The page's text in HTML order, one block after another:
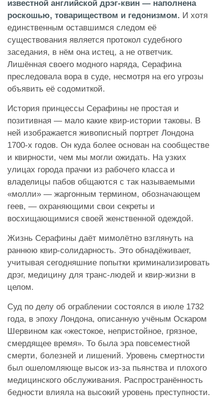
известной английской дрэг-квин — наполнена
роскошью, товариществом и гедонизмом. И хотя
единственным оставшимся следом её
существования является протокол судебного
заседания, в нём она истец, а не ответчик.
Лишённая своего модного наряда, Серафина
преследовала вора в суде, несмотря на его угрозы
объявить её содомиткой.
История принцессы Серафины не простая и
позитивная — мало какие квир-истории таковы. В
ней изображается живописный портрет Лондона
1700-х годов. Он куда более основан на сообществе
и квирности, чем мы могли ожидать. На узких
улицах города прачки из рабочего класса и
владелицы пабов общаются с так называемыми
«молли» — жаргонным термином, обозначающем
геев, — охраняющими свои секреты и
восхищающимися своей женственной одеждой.
Жизнь Серафины даёт мимолётно взглянуть на
раннюю квир-солидарность. Это обнадёживает,
учитывая сегодняшние попытки криминализировать
дрэг, медицину для транс-людей и квир-жизни в
целом.
Суд по делу об ограблении состоялся в июле 1732
года, в эпоху Лондона, описанную учёным Оскаром
Шервином как «жестокое, непристойное, грязное,
смердящее время». То была эра повсеместной
смерти, болезней и лишений. Уровень смертности
был ошеломляюще высок из-за пьянства и плохого
медицинского обслуживания. Распространённость
бедности влияла на высокий уровень преступности.